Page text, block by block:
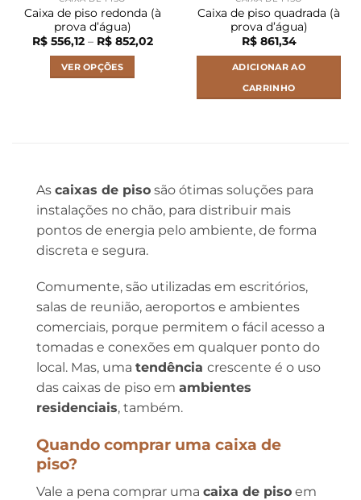
Caixa de piso redonda (à
prova d’água)
R$556,12 – R$852,02Faixa
VER OPÇÕES
As
opções
podem
escolhidas
página
do
produto
Caixa de piso quadrada (à
prova d’água)
R$861,34
ADICIONAR AO
CARRINHO
As caixas de piso são ótimas soluções para
instalações no chão, para distribuir mais
pontos de energia pelo ambiente, de forma
discreta e segura.
Comumente, são utilizadas em escritórios,
salas de reunião, aeroportos e ambientes
comerciais, porque permitem o fácil acesso a
tomadas e conexões em qualquer ponto do
local. Mas, uma tendência crescente é o uso
das caixas de piso em ambientes
residenciais, também.
Quando comprar uma caixa de
piso?
Vale a pena comprar uma caixa de piso em